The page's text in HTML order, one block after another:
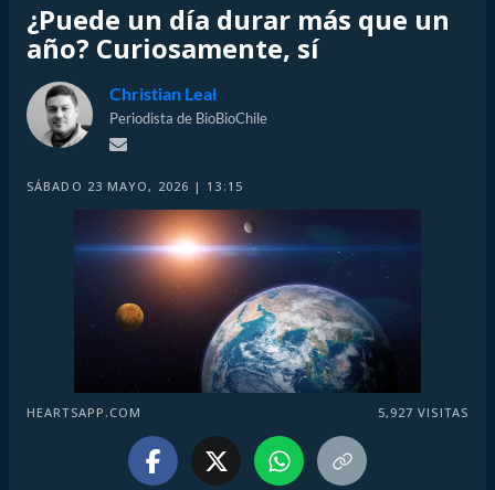
¿Puede un día durar más que un
año? Curiosamente, sí
Christian Leal
Periodista de BioBioChile
SÁBADO 23 MAYO, 2026 | 13:15
HEARTSAPP.COM 5,927 VISITAS